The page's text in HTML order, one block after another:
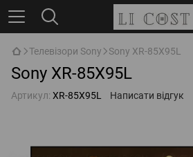
Телевізори Sony Sony XR-85X95L
Sony XR-85X95L
Артикул: XR-85X95L Написати відгук